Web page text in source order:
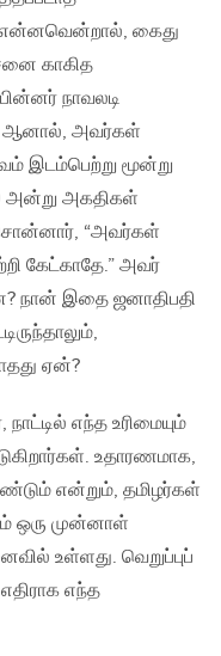
என்னவென்றால், கைது
காகித
நாவலடி
ஆனால், அவர்கள்
இடம்பெற்று மூன்று
அன்று அகதிகள்
“அவர்கள்
கேட்காதே.” அவர்
நான் இதை ஜனாதிபதி
ஏன்?
எந்த உரிமையும்
உதாரணமாக,
என்றும், தமிழர்கள்
ஒரு முன்னாள்
உள்ளது. வெறுப்புப்
எந்த